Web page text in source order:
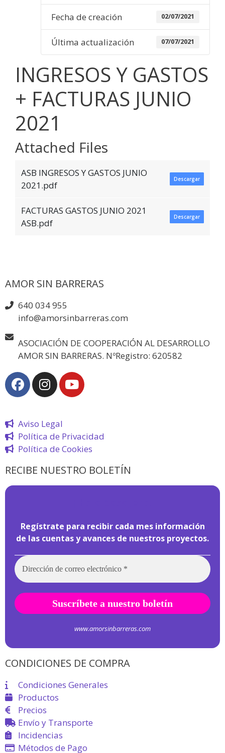
Fecha de creación 02/07/2021
Última actualización 07/07/2021
INGRESOS Y GASTOS
+ FACTURAS JUNIO
2021
Attached Files
ASB INGRESOS Y GASTOS JUNIO
2021.pdf
Descargar
FACTURAS GASTOS JUNIO 2021
ASB.pdf
Descargar
AMOR SIN BARRERAS
640 034 955
info@amorsinbarreras.com
ASOCIACIÓN DE COOPERACIÓN AL DESARROLLO
AMOR SIN BARRERAS. NºRegistro: 620582
Aviso Legal
Política de Privacidad
Política de Cookies
RECIBE NUESTRO BOLETÍN
Regístrate para recibir cada mes información
de las cuentas y avances de nuestros proyectos.
www.amorsinbarreras.com
CONDICIONES DE COMPRA
Condiciones Generales
Productos
Precios
Envío y Transporte
Incidencias
Métodos de Pago